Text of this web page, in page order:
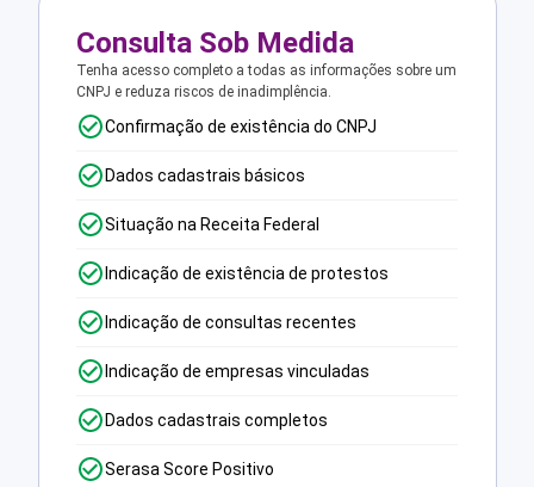
Consulta Sob Medida
Tenha acesso completo a todas as informações sobre um
CNPJ e reduza riscos de inadimplência.
Confirmação de existência do CNPJ
Dados cadastrais básicos
Situação na Receita Federal
Indicação de existência de protestos
Indicação de consultas recentes
Indicação de empresas vinculadas
Dados cadastrais completos
Serasa Score Positivo